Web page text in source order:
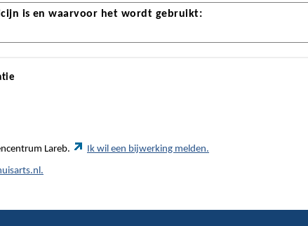
is en waarvoor het wordt gebruikt:
Lareb. Ik wil een bijwerking melden.